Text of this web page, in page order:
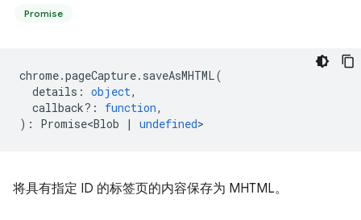
Promise
chrome.pageCapture. saveAsMHTML(
details : object,
callback? : function,
) : Promise<Blob | undefined>
将具有指定 ID 的标签页的内容保存为 MHTML。